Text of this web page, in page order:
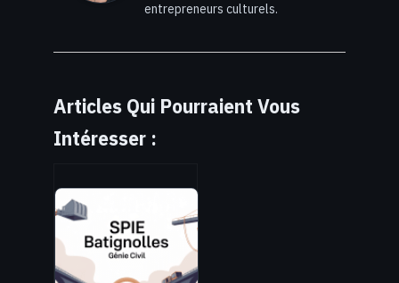
entrepreneurs culturels.
Articles Qui Pourraient Vous
Intéresser :